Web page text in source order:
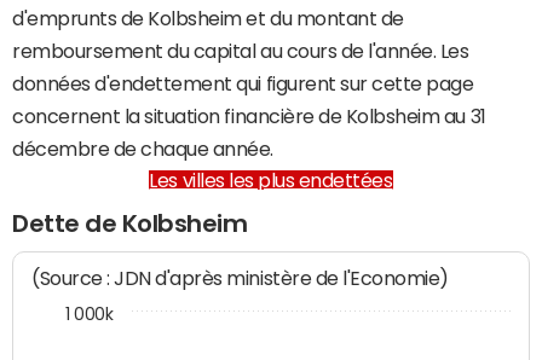
d'emprunts de Kolbsheim et du montant de
remboursement du capital au cours de l'année. Les
données d'endettement qui figurent sur cette page
concernent la situation financière de Kolbsheim au 31
décembre de chaque année.
Les villes les plus endettées
Dette de Kolbsheim
(Source : JDN d'après ministère de l'Economie)
1 000k